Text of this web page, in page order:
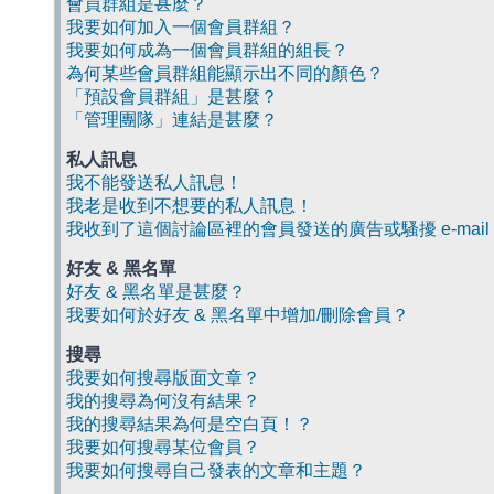
會員群組是甚麼？
我要如何加入一個會員群組？
我要如何成為一個會員群組的組長？
為何某些會員群組能顯示出不同的顏色？
「預設會員群組」是甚麼？
「管理團隊」連結是甚麼？
私人訊息
我不能發送私人訊息！
我老是收到不想要的私人訊息！
我收到了這個討論區裡的會員發送的廣告或騷擾 e-mail
好友 & 黑名單
好友 & 黑名單是甚麼？
我要如何於好友 & 黑名單中增加/刪除會員？
搜尋
我要如何搜尋版面文章？
我的搜尋為何沒有結果？
我的搜尋結果為何是空白頁！？
我要如何搜尋某位會員？
我要如何搜尋自己發表的文章和主題？